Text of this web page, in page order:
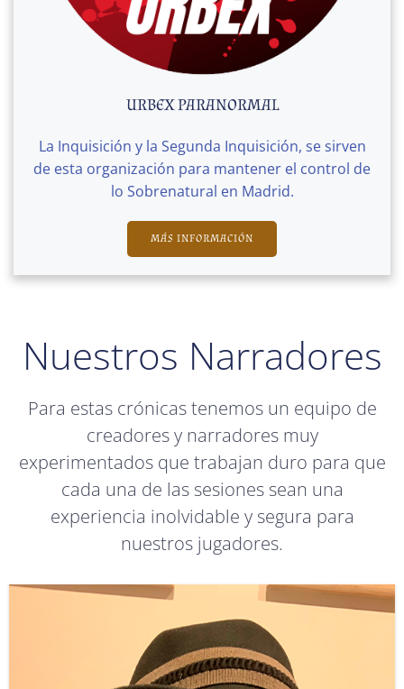
URBEX PARANORMAL
La Inquisición y la Segunda Inquisición, se sirven
de esta organización para mantener el control de
lo Sobrenatural en Madrid.
MÁS INFORMACIÓN
Nuestros Narradores
Para estas crónicas tenemos un equipo de
creadores y narradores muy
experimentados que trabajan duro para que
cada una de las sesiones sean una
experiencia inolvidable y segura para
nuestros jugadores.